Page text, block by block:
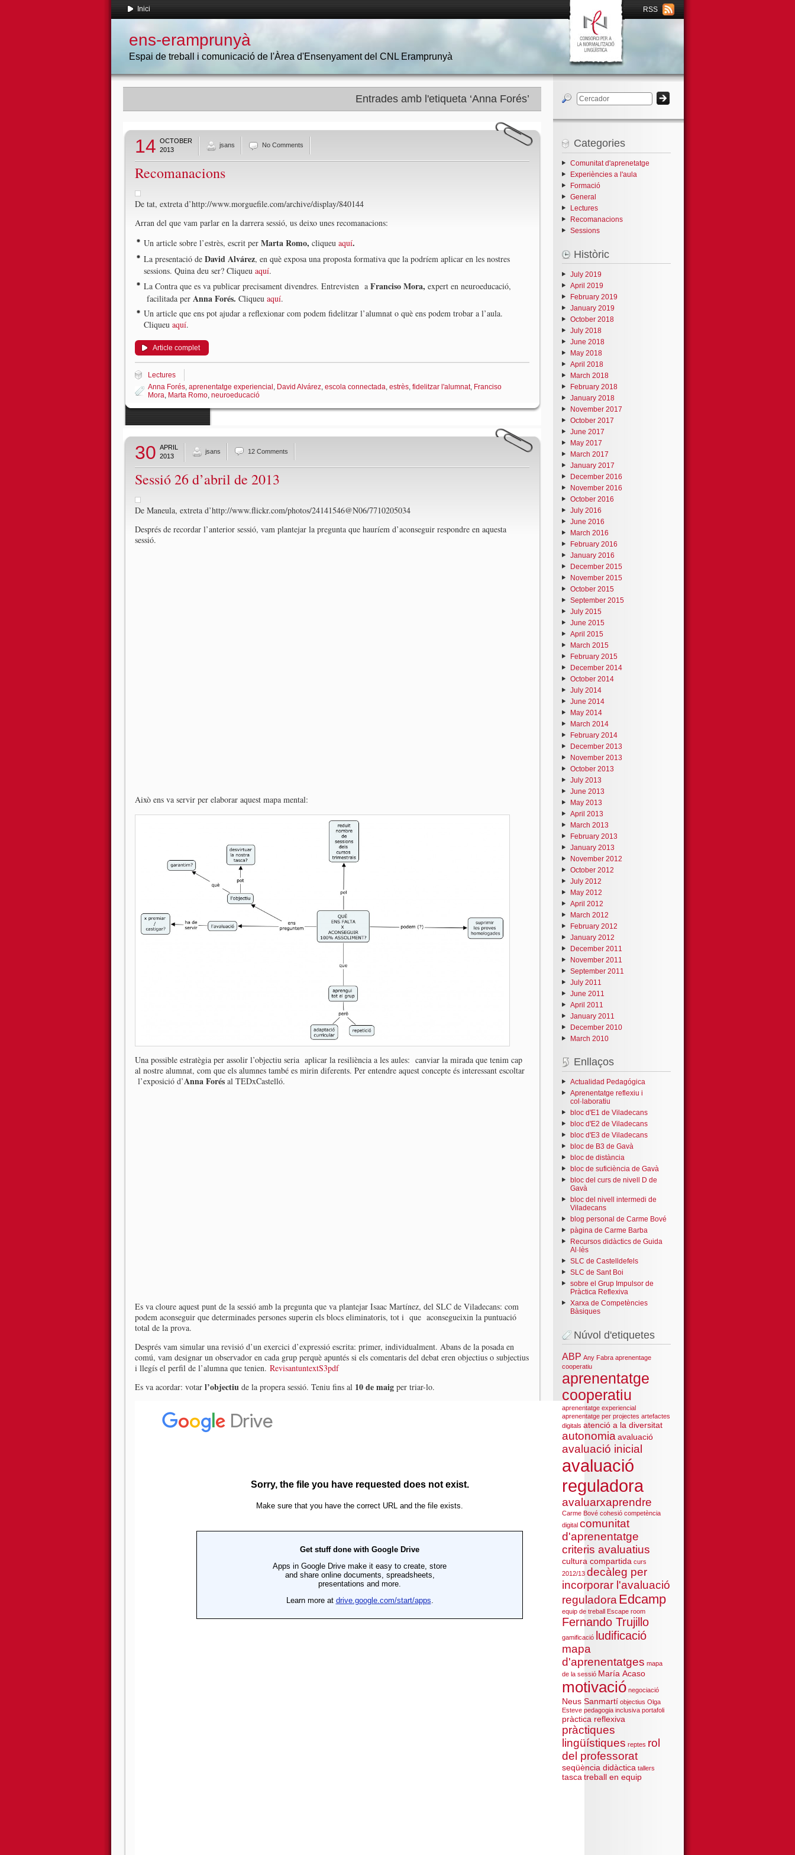
RSS
Inici
ens-eramprunyà
Espai de treball i comunicació de l'Àrea d'Ensenyament del CNL Eramprunyà
Entrades amb l'etiqueta ‘Anna Forés’
14 OCTOBER
2013
jsans No Comments
Recomanacions
De tat, extreta d’http://www.morguefile.com/archive/display/840144
Arran del que vam parlar en la darrera sessió, us deixo unes recomanacions:
Un article sobre l’estrès, escrit per Marta Romo, cliqueu aquí.
La presentació de David Alvárez, en què exposa una proposta formativa que la podríem aplicar en les nostres
sessions. Quina deu ser? Cliqueu aquí.
La Contra que es va publicar precisament divendres. Entrevisten a Franciso Mora, expert en neuroeducació,
facilitada per Anna Forés. Cliqueu aquí.
Un article que ens pot ajudar a reflexionar com podem fidelitzar l’alumnat o què ens podem trobar a l’aula.
Cliqueu aquí.
Article complet
Lectures
Anna Forés, aprenentatge experiencial , David Alvárez, escola connectada, estrès, fidelitzar l'alumnat, Franciso
Mora, Marta Romo, neuroeducació
30 APRIL
2013
jsans 12 Comments
Sessió 26 d’abril de 2013
De Maneula, extreta d’http://www.flickr.com/photos/24141546@N06/7710205034
Després de recordar l’anterior sessió, vam plantejar la pregunta que hauríem d’aconseguir respondre en aquesta
sessió.
Això ens va servir per elaborar aquest mapa mental:
Una possible estratègia per assolir l’objectiu seria aplicar la resiliència a les aules: canviar la mirada que tenim cap
al nostre alumnat, com que els alumnes també es mirin diferents. Per entendre aquest concepte és interessant escoltar
l’exposició d’Anna Forés al TEDxCastelló.
Es va cloure aquest punt de la sessió amb la pregunta que va plantejar Isaac Martínez, del SLC de Viladecans: com
podem aconseguir que determinades persones superin els blocs eliminatoris, tot i que aconsegueixin la puntuació
total de la prova.
Després vam simular una revisió d’un exercici d’expressió escrita: primer, individualment. Abans de la posada en
comú, vam designar un observador en cada grup perquè apuntés si els comentaris del debat eren objectius o subjectius
i llegís el perfil de l’alumna que tenien. RevisantuntextS3pdf
Es va acordar: votar l’objectiu de la propera sessió. Teniu fins al 10 de maig per triar-lo.
Categories
Comunitat d'aprenetatge
Experiències a l'aula
Formació
General
Lectures
Recomanacions
Sessions
Històric
July 2019
April 2019
February 2019
January 2019
October 2018
July 2018
June 2018
May 2018
April 2018
March 2018
February 2018
January 2018
November 2017
October 2017
June 2017
May 2017
March 2017
January 2017
December 2016
November 2016
October 2016
July 2016
June 2016
March 2016
February 2016
January 2016
December 2015
November 2015
October 2015
September 2015
July 2015
June 2015
April 2015
March 2015
February 2015
December 2014
October 2014
July 2014
June 2014
May 2014
March 2014
February 2014
December 2013
November 2013
October 2013
July 2013
June 2013
May 2013
April 2013
March 2013
February 2013
January 2013
November 2012
October 2012
July 2012
May 2012
April 2012
March 2012
February 2012
January 2012
December 2011
November 2011
September 2011
July 2011
June 2011
April 2011
January 2011
December 2010
March 2010
Enllaços
Actualidad Pedagógica
Aprenentatge reflexiu i
col·laboratiu
bloc d'E1 de Viladecans
bloc d'E2 de Viladecans
bloc d'E3 de Viladecans
bloc de B3 de Gavà
bloc de distància
bloc de suficiència de Gavà
bloc del curs de nivell D de
Gavà
bloc del nivell intermedi de
Viladecans
blog personal de Carme Bové
pàgina de Carme Barba
Recursos didàctics de Guida
Al·lès
SLC de Castelldefels
SLC de Sant Boi
sobre el Grup Impulsor de
Pràctica Reflexiva
Xarxa de Competències
Bàsiques
Núvol d'etiquetes
ABP Any Fabra aprenentage
cooperatiu
aprenentatge
cooperatiu
aprenentatge experiencial
aprenentatge per projectes artefactes
digitals atenció a la diversitat
autonomia avaluació
avaluació inicial
avaluació
reguladora
avaluarxaprendre
Carme Bové cohesió competència
digital comunitat
d'aprenentatge
criteris avaluatius
cultura compartida curs
2012/13 decàleg per
incorporar l'avaluació
reguladora Edcamp
equip de treball Escape room
Fernando Trujillo
gamificació ludificació
mapa
d'aprenentatges mapa
de la sessió María Acaso
motivació negociació
Neus Sanmartí objectius Olga
Esteve pedagogia inclusiva portafoli
pràctica reflexiva
pràctiques
lingüístiques reptes rol
del professorat
seqüència didàctica tallers
tasca treball en equip